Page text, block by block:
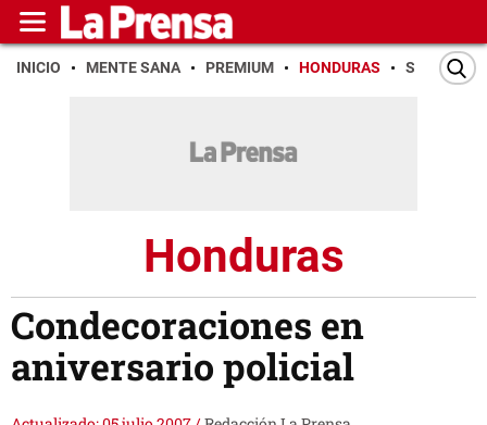
INICIO MENTE SANA PREMIUM HONDURAS SAN PEDRO
Honduras
Condecoraciones en
aniversario policial